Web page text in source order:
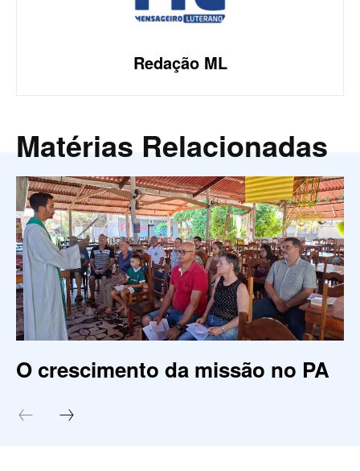
Redação ML
Matérias Relacionadas
O crescimento da missão no PA